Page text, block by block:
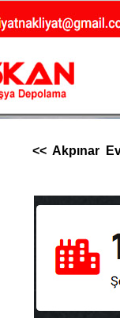
<< Akpınar